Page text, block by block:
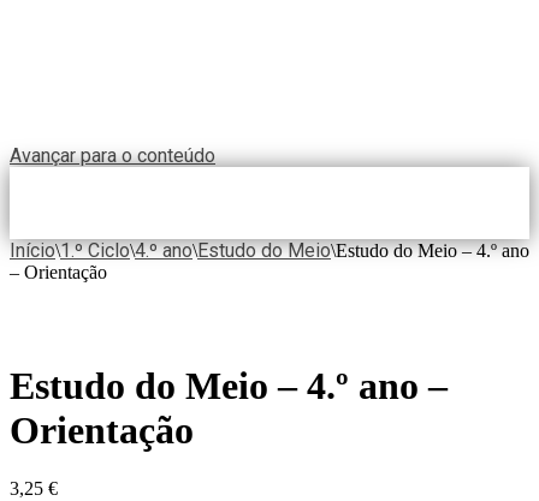
Avançar para o conteúdo
Início\1.º Ciclo\4.º ano\Estudo do Meio\Estudo do Meio – 4.º ano
– Orientação
Estudo do Meio – 4.º ano –
Orientação
3,25 €